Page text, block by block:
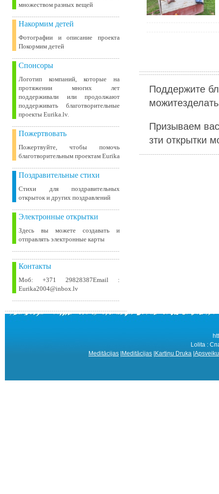
множеством разных вещей
Накормим детей
Фотографии и описание проекта
Покормим детей
Спонсоры
Логотип компаний, которые на
протяжении многих лет
поддерживали или продолжают
поддерживать благотворительные
проекты Eurika.lv.
Пожертвовать
Пожертвуйте, чтобы помочь
благотворительным проектам Eurika
Поздравительные стихи
Стихи для поздравительных
открыток и других поздравлений
Электронные открытки
Здесь вы можете создавать и
отправлять электронные карты
Контакты
Моб: +371 29828387Email :
Eurika2004@inbox.lv
Поддержите
Призываем
зти открытки
Lolita :
Meditācijas Meditācijas Kartiņu Druka